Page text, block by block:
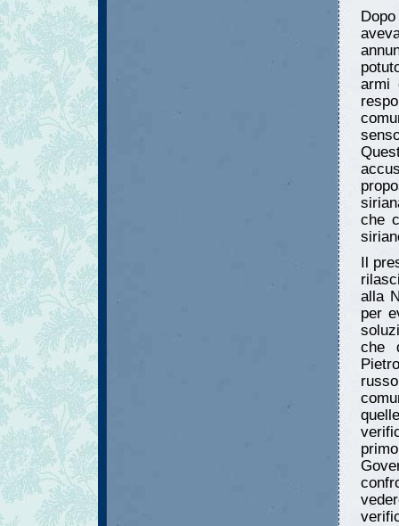
armi
che
Il
alla
per
che